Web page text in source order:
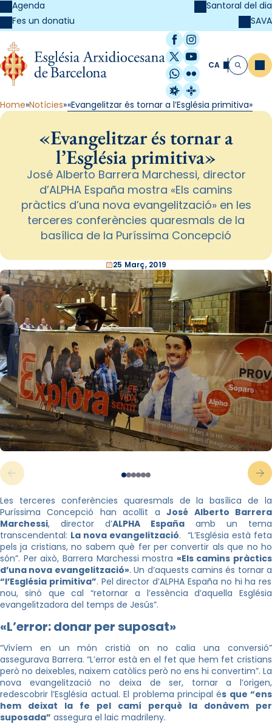
Agenda
Fes un donatiu
Santoral del dia
SAVA
Facebook
Instagram
X / Twitter
YouTube
WhatsApp
Flickr
Radio Estel
Catalunya
CA Cerca
Home Notícies «Evangelitzar és tornar a l’Església primitiva»
«Evangelitzar és tornar a
l’Església primitiva»
José Alberto Barrera Marchessi, director
d’ALPHA España mostra «Els camins
pràctics d’una nova evangelització» en les
terceres conferències quaresmals de la
basílica de la Puríssima Concepció
25 Març, 2019
Les terceres conferències quaresmals de la basílica de la
Puríssima Concepció han acollit aJosé Alberto Barrera
Marchessi, director d’ALPHA España amb un tema
transcendental: La nova evangelització. “L’Església està feta
pels ja cristians, no sabem què fer per convertir als que no ho
són”. Per això, Barrera Marchessi mostra «Els camins pràctics
d’una nova evangelització». Un d’aquests camins és tornar a
“l’Església primitiva”. Pel director d’ALPHA España no hi ha res
nou, sinó que cal “retornar a l’essència d’aquella Església
evangelitzadora del temps de Jesús”.
«L’error: donar per suposat»
“Vivíem en un món cristià on no calia una conversió”
assegurava Barrera. “L’error està en el fet que hem fet cristians
però no deixebles, naixem catòlics però no ens hi convertim”. La
nova evangelització no deixa de ser, tornar a l’origen,
redescobrir l’Església actual. El problema principal és que “ens
hem deixat la fe pel camí perquè la donàvem per
suposada” assegura el laic madrileny.